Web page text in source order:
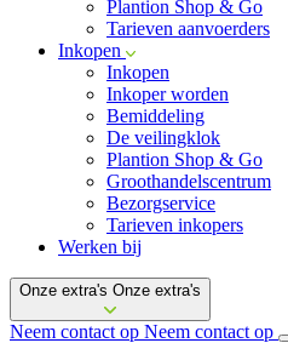
Plantion Shop & Go
Tarieven aanvoerders
Inkopen
Inkopen
Inkoper worden
Bemiddeling
De veilingklok
Plantion Shop & Go
Groothandelscentrum
Bezorgservice
Tarieven inkopers
Werken bij
Onze extra's Onze extra's
Neem contact op Neem contact op